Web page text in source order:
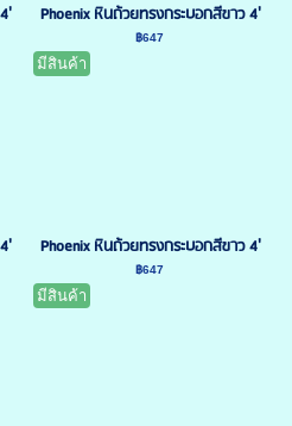
Phoenix หินถ้วยทรงกระบอกสีขาว 4'
฿647
มีสินค้า
Phoenix หินถ้วยทรงกระบอกสีขาว 4'
฿647
มีสินค้า